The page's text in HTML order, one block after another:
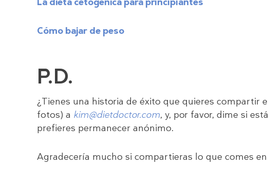
Cómo bajar de peso
P.D.
¿Tienes una historia de éxito que quieres compartir
fotos) a kim@dietdoctor.com, y, por favor, dime si
prefieres permanecer anónimo.
Agradecería mucho si compartieras lo que comes